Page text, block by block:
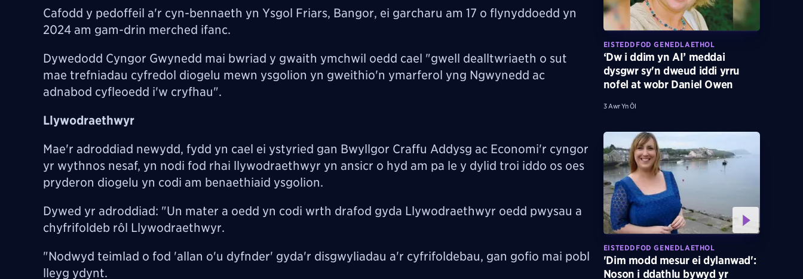
Cafodd y pedoffeil a'r cyn-bennaeth yn Ysgol Friars, Bangor, ei garcharu am 17 o flynyddoedd yn
2024 am gam-drin merched ifanc.
Dywedodd Cyngor Gwynedd mai bwriad y gwaith ymchwil oedd cael "gwell dealltwriaeth o sut
mae trefniadau cyfredol diogelu mewn ysgolion yn gweithio'n ymarferol yng Ngwynedd ac
adnabod cyfleoedd i'w cryfhau".
Llywodraethwyr
Mae'r adroddiad newydd, fydd yn cael ei ystyried gan Bwyllgor Craffu Addysg ac Economi'r cyngor
yr wythnos nesaf, yn nodi fod rhai llywodraethwyr yn ansicr o hyd am pa le y dylid troi iddo os oes
pryderon diogelu yn codi am benaethiaid ysgolion.
Dywed yr adroddiad: "Un mater a oedd yn codi wrth drafod gyda Llywodraethwyr oedd pwysau a
chyfrifoldeb rôl Llywodraethwyr.
"Nodwyd teimlad o fod 'allan o'u dyfnder' gyda'r disgwyliadau a'r cyfrifoldebau, gan gofio mai pobl
lleyg ydynt.
EISTEDDFOD GENEDLAETHOL
‘Dw i ddim yn AI’ meddai
dysgwr sy'n dweud iddi yrru
nofel at wobr Daniel Owen
3 Awr Yn Ôl
EISTEDDFOD GENEDLAETHOL
'Dim modd mesur ei dylanwad':
Noson i ddathlu bywyd yr